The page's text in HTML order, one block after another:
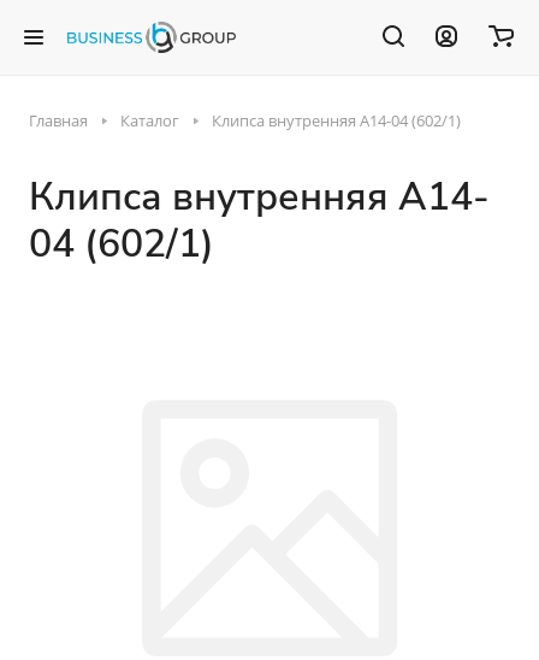
Главная Каталог Клипса внутренняя A14-04 (602/1)
Клипса внутренняя A14-
04 (602/1)